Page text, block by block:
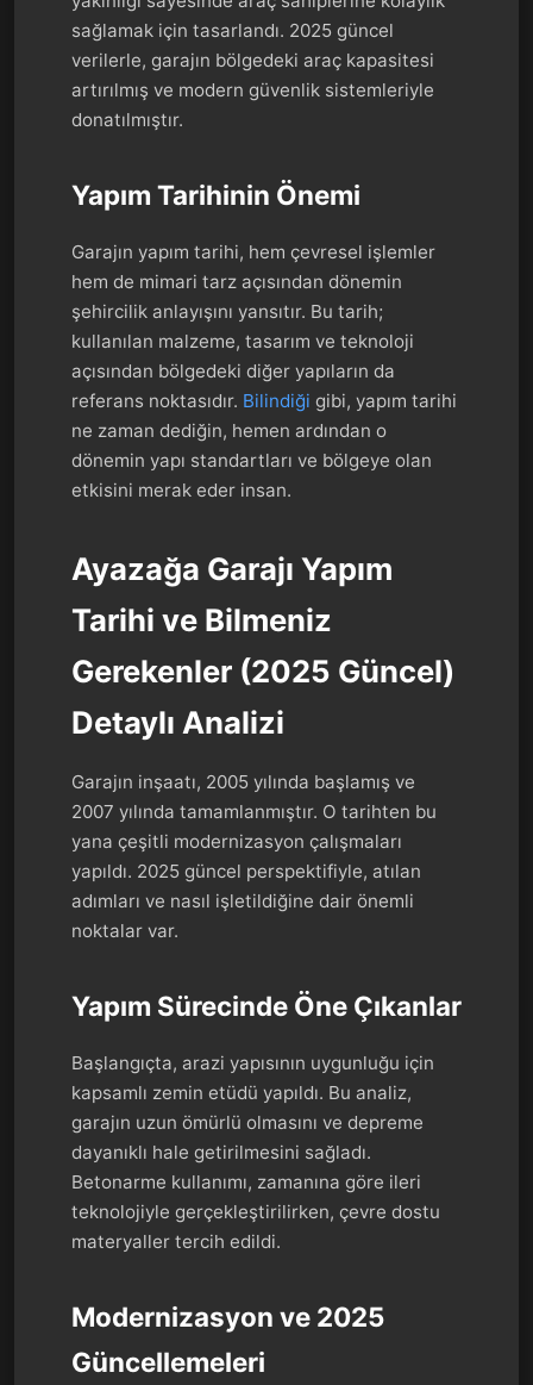
sağlamak için tasarlandı. 2025 güncel
verilerle, garajın bölgedeki araç kapasitesi
artırılmış ve modern güvenlik sistemleriyle
donatılmıştır.
Yapım Tarihinin Önemi
Garajın yapım tarihi, hem çevresel işlemler
hem de mimari tarz açısından dönemin
şehircilik anlayışını yansıtır. Bu tarih;
kullanılan malzeme, tasarım ve teknoloji
açısından bölgedeki diğer yapıların da
referans noktasıdır. Bilindiği gibi, yapım tarihi
ne zaman dediğin, hemen ardından o
dönemin yapı standartları ve bölgeye olan
etkisini merak eder insan.
Ayazağa Garajı Yapım
Tarihi ve Bilmeniz
Gerekenler (2025 Güncel)
Detaylı Analizi
Garajın inşaatı, 2005 yılında başlamış ve
2007 yılında tamamlanmıştır. O tarihten bu
yana çeşitli modernizasyon çalışmaları
yapıldı. 2025 güncel perspektifiyle, atılan
adımları ve nasıl işletildiğine dair önemli
noktalar var.
Yapım Sürecinde Öne Çıkanlar
Başlangıçta, arazi yapısının uygunluğu için
kapsamlı zemin etüdü yapıldı. Bu analiz,
garajın uzun ömürlü olmasını ve depreme
dayanıklı hale getirilmesini sağladı.
Betonarme kullanımı, zamanına göre ileri
teknolojiyle gerçekleştirilirken, çevre dostu
materyaller tercih edildi.
Modernizasyon ve 2025
Güncellemeleri